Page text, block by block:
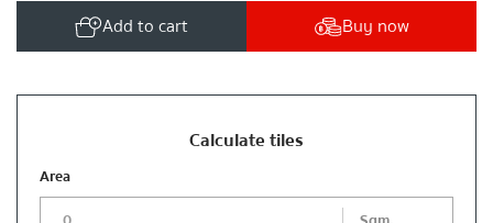
Add to cart Buy now
Calculate tiles
Area